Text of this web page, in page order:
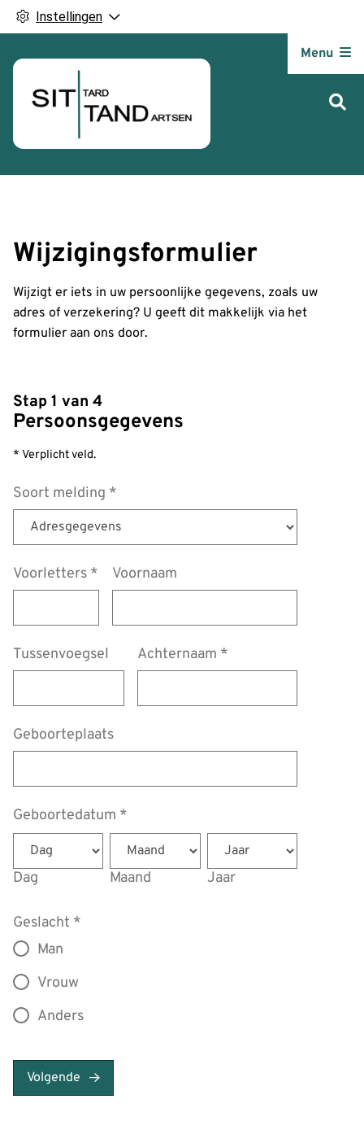
Instellingen
Menu
Wijzigingsformulier
Wijzigt er iets in uw persoonlijke gegevens, zoals uw
adres of verzekering? U geeft dit makkelijk via het
formulier aan ons door.
Stap 1 van 4
Persoonsgegevens
* Verplicht veld.
Soort melding *
Voorletters * Voornaam
Tussenvoegsel Achternaam *
Geboorteplaats
Geboortedatum *
Dag Maand Jaar
Geslacht *
Man
Vrouw
Anders
Volgende